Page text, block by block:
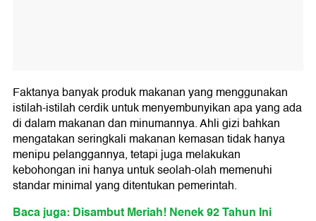
Faktanya banyak produk makanan yang menggunakan
istilah-istilah cerdik untuk menyembunyikan apa yang ada
di dalam makanan dan minumannya. Ahli gizi bahkan
mengatakan seringkali makanan kemasan tidak hanya
menipu pelanggannya, tetapi juga melakukan
kebohongan ini hanya untuk seolah-olah memenuhi
standar minimal yang ditentukan pemerintah.
Baca juga: Disambut Meriah! Nenek 92 Tahun Ini